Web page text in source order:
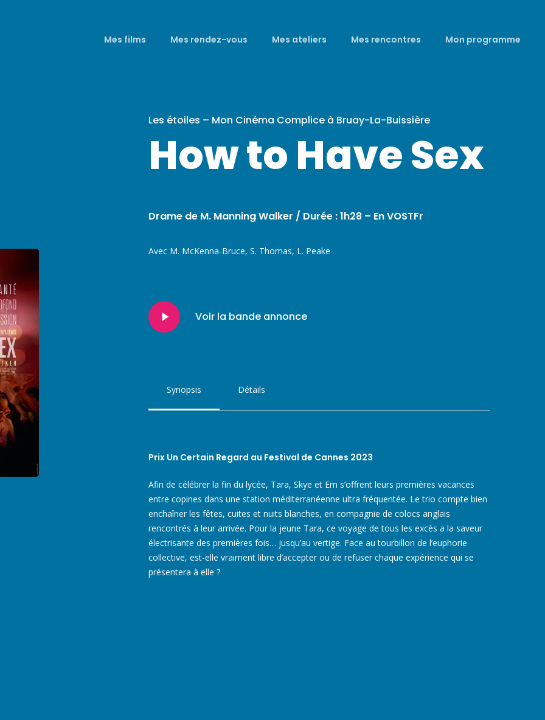
Mes films Mes rendez-vous Mes ateliers Mes rencontres Mon programme
Les étoiles – Mon Cinéma Complice à Bruay-La-Buissière
How to Have Sex
Drame de M. Manning Walker / Durée : 1h28 – En VOSTFr
Avec M. McKenna-Bruce, S. Thomas, L. Peake
Play
Video
Voir la bande annonce
Synopsis Détails
Prix Un Certain Regard au Festival de Cannes 2023
Afin de célébrer la fin du lycée, Tara, Skye et Em s’offrent leurs premières vacances
entre copines dans une station méditerranéenne ultra fréquentée. Le trio compte bien
enchaîner les fêtes, cuites et nuits blanches, en compagnie de colocs anglais
rencontrés à leur arrivée. Pour la jeune Tara, ce voyage de tous les excès a la saveur
électrisante des premières fois… jusqu’au vertige. Face au tourbillon de l’euphorie
collective, est-elle vraiment libre d’accepter ou de refuser chaque expérience qui se
présentera à elle ?